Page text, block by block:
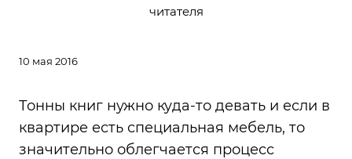
10 мая 2016
Тонны книг нужно куда-то девать и если в
квартире есть специальная мебель, то
значительно облегчается процесс